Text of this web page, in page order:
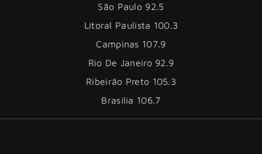
São Paulo 92.5
Litoral Paulista 100.3
Campinas 107.9
Rio De Janeiro 92.9
Ribeirão Preto 105.3
Brasília 106.7